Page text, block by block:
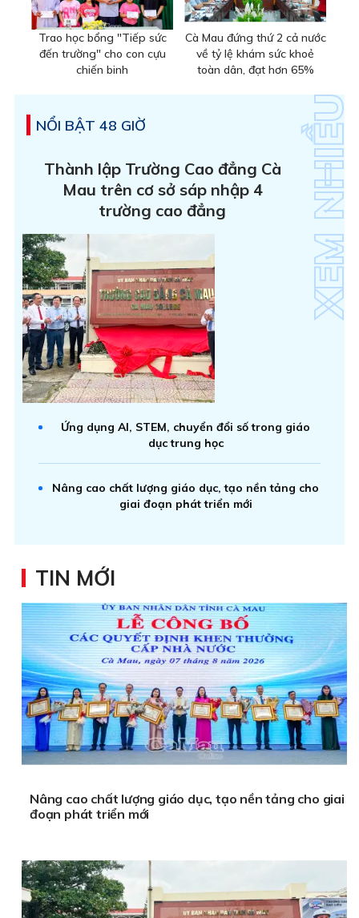
Trao học bổng "Tiếp sức
đến trường" cho con cựu
chiến binh
Cà Mau đứng thứ 2 cả nước
về tỷ lệ khám sức khoẻ
toàn dân, đạt hơn 65%
NỔI BẬT 48 GIỜ
Thành lập Trường Cao đẳng Cà
Mau trên cơ sở sáp nhập 4
trường cao đẳng
Ứng dụng AI, STEM, chuyển đổi số trong giáo
dục trung học
Nâng cao chất lượng giáo dục, tạo nền tảng cho
giai đoạn phát triển mới
TIN MỚI
Nâng cao chất lượng giáo dục, tạo nền tảng cho giai
đoạn phát triển mới